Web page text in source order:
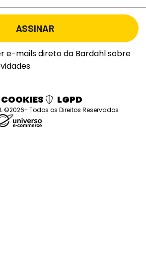
e-mails direto da Bardahl sobre
COOKIES LGPD
©2026- Todos os Direitos Reservados